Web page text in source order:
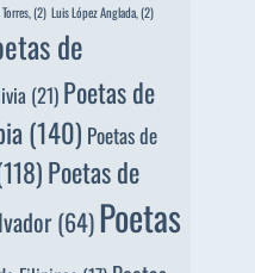
(2) Luis López Anglada, (2)
de
(21) Poetas de
(140) Poetas de
Poetas de
(64)Poetas